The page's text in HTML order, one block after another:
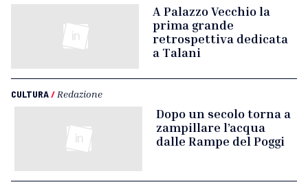
A Palazzo Vecchio la
prima grande
retrospettiva dedicata
a Talani
CULTURA/ Redazione
Dopo un secolo torna a
zampillare l’acqua
dalle Rampe del Poggi